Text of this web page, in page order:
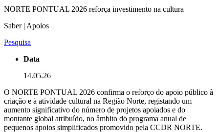
NORTE PONTUAL 2026 reforça investimento na cultura
Saber | Apoios
Pesquisa
Data
14.05.26
O NORTE PONTUAL 2026 confirma o reforço do apoio público à
criação e à atividade cultural na Região Norte, registando um
aumento significativo do número de projetos apoiados e do
montante global atribuído, no âmbito do programa anual de
pequenos apoios simplificados promovido pela CCDR NORTE.